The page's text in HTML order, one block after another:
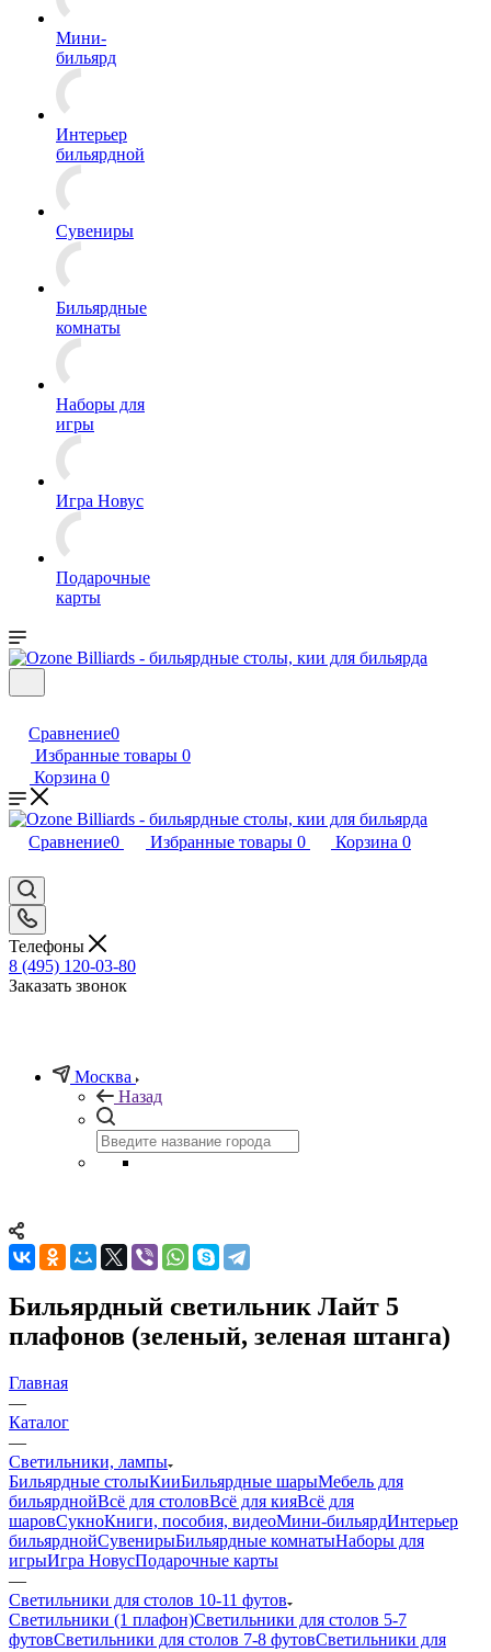
Мини-
бильярд
Интерьер
бильярдной
Сувениры
Бильярдные
комнаты
Наборы для
игры
Игра Новус
Подарочные
карты
Сравнение0
Избранные товары 0
Корзина 0
Сравнение0 Избранные товары 0 Корзина 0
Телефоны
8 (495) 120-03-80
Заказать звонок
Москва
Назад
Бильярдный светильник Лайт 5
плафонов (зеленый, зеленая штанга)
Главная
—
Каталог
—
Светильники, лампы
Бильярдные столыКииБильярдные шарыМебель для
бильярднойВсё для столовВсё для кияВсё для
шаровСукноКниги, пособия, видеоМини-бильярдИнтерьер
бильярднойСувенирыБильярдные комнатыНаборы для
игрыИгра НовусПодарочные карты
—
Светильники для столов 10-11 футов
Светильники (1 плафон)Светильники для столов 5-7
футовСветильники для столов 7-8 футовСветильники для